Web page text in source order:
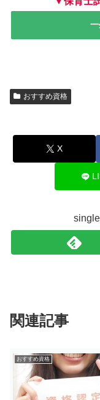
おすすめ資格
X
関連記事
おすすめ資格